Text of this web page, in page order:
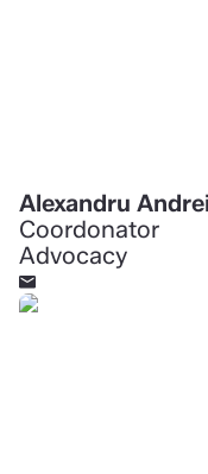
Alexandru Andrei
Coordonator
Advocacy